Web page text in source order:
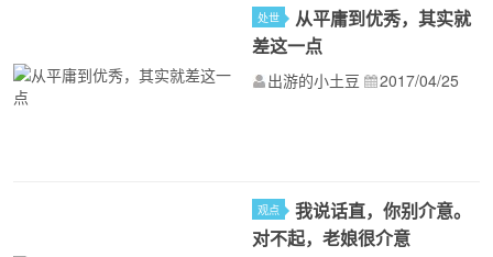
处世
从平庸到优秀，其实就
差这一点
出游的小土豆 2017/04/25
观点
我说话直，你别介意。
对不起，老娘很介意